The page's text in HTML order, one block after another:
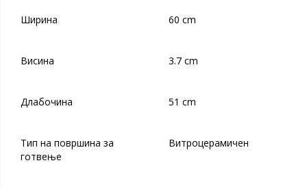
Ширина 60 cm
Висина 3.7 cm
Длабочина 51 cm
Тип на површина за
готвење
Витроцерамичен